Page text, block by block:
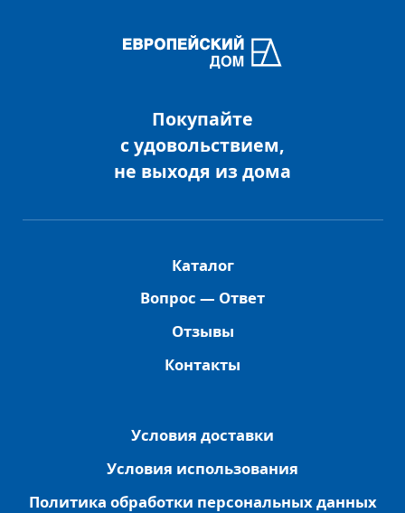
Покупайте
с удовольствием,
не выходя из дома
Каталог
Вопрос — Ответ
Отзывы
Контакты
Условия доставки
Условия использования
Политика обработки персональных данных